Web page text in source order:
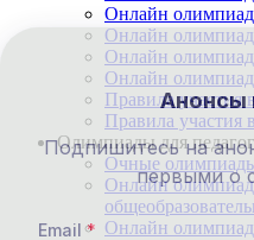
Онлайн
Онлайн
Онлайн
Онлайн
Правила участия
Правила участия
Олимпиады для
Очные
Онлайн
Онлайн
Анонсы
Подпишитесь на
первыми о
Email